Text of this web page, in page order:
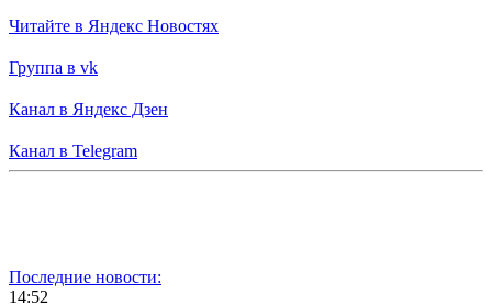
Читайте в Яндекс Новостях
Группа в vk
Канал в Яндекс Дзен
Канал в Telegram
Последние новости:
14:52